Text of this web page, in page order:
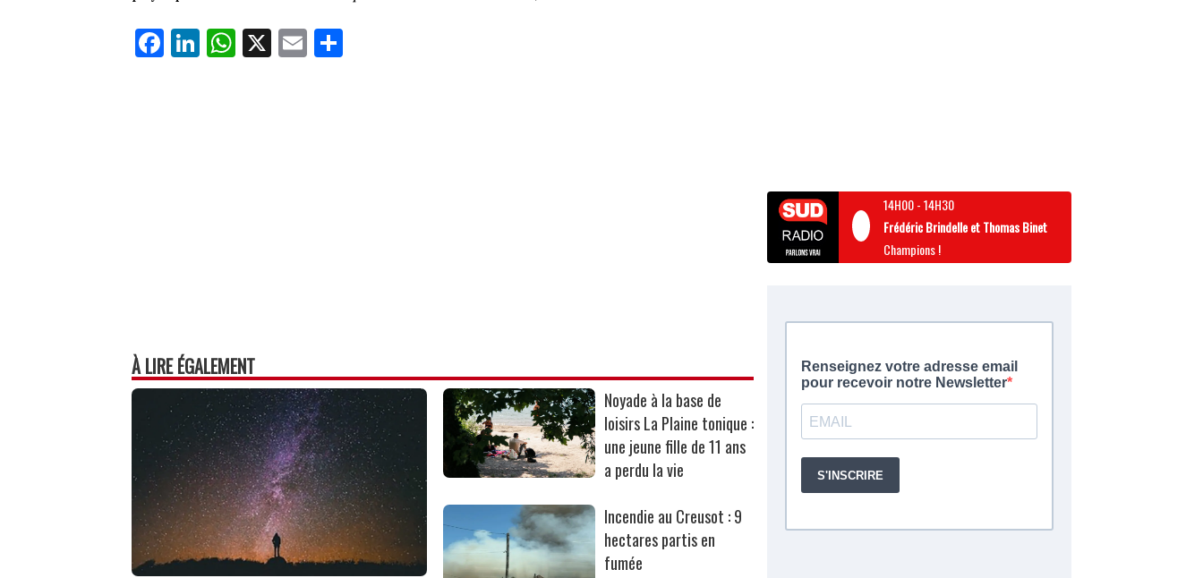
Fa
ce
Li
nk
W
ha
X E
m
À LIRE ÉGALEMENT
Noyade à la base de
loisirs La Plaine tonique :
une jeune fille de 11 ans
a perdu la vie
Incendie au Creusot : 9
hectares partis en
fumée
14H00-14H30
Frédéric Brindelle et Thomas Binet
Champions !